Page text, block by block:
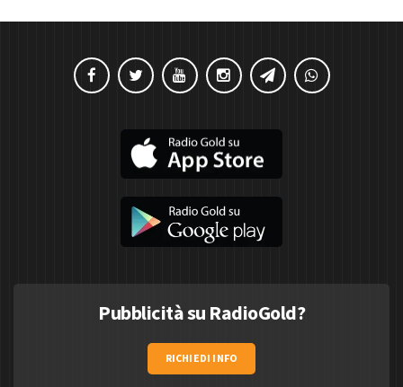
Pubblicità su RadioGold?
RICHIEDI INFO